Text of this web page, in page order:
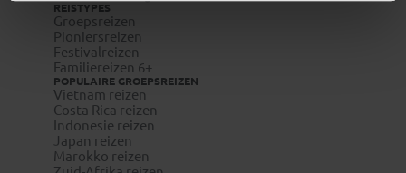
REISTYPES
Groepsreizen
Pioniersreizen
Festivalreizen
Familiereizen 6+
POPULAIRE GROEPSREIZEN
Vietnam reizen
Costa Rica reizen
Indonesie reizen
Japan reizen
Marokko reizen